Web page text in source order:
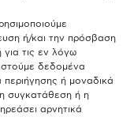
ή/και την πρόσβαση
τις εν λόγω
δεδομένα
ή μοναδικά
συγκατάθεση ή η
αρνητικά
ισχυρούς ανέμους